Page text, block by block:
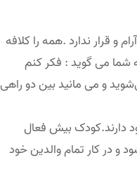
و قرار ندارد .همه را کلافه
شما می گوید : فکر کنم
و می مانید بین دو راهی
دارند.کودک بیش فعال
و در کار تمام والدین خود